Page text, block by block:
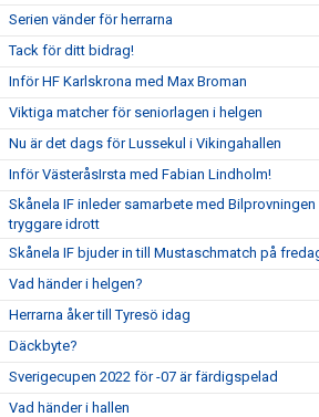
Serien vänder för herrarna
Tack för ditt bidrag!
Inför HF Karlskrona med Max Broman
Viktiga matcher för seniorlagen i helgen
Nu är det dags för Lussekul i Vikingahallen
Inför VästeråsIrsta med Fabian Lindholm!
Skånela IF inleder samarbete med Bilprovningen
tryggare idrott
Skånela IF bjuder in till Mustaschmatch på
Vad händer i helgen?
Herrarna åker till Tyresö idag
Däckbyte?
Sverigecupen 2022 för -07 är färdigspelad
Vad händer i hallen